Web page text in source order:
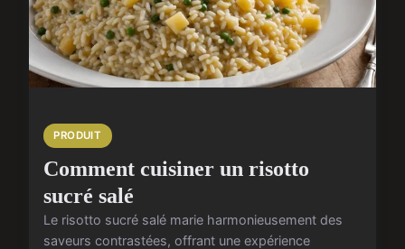
PRODUIT
Comment cuisiner un risotto
sucré salé
Le risotto sucré salé marie harmonieusement des
saveurs contrastées, offrant une expérience